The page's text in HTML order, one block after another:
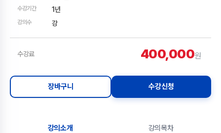
수강기간 1년
강의수 강
수강료 400,000원
장바구니 수강신청
강의소개 강의목차